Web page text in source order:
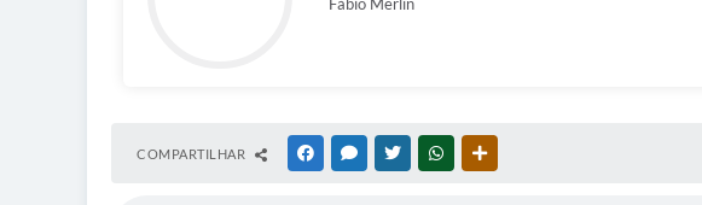
COMPARTILHAR FACEBOOKMESSENGER
TWITTERWHATSAPP